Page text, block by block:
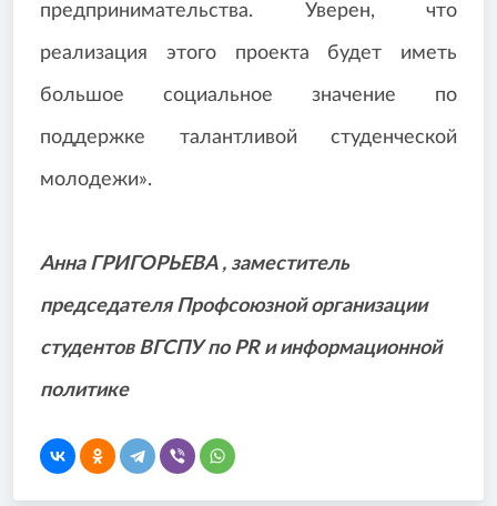
предпринимательства. Уверен, что
реализация этого проекта будет иметь
большое социальное значение по
поддержке талантливой студенческой
молодежи».
Анна ГРИГОРЬЕВА , заместитель
председателя Профсоюзной организации
студентов ВГСПУ по PR и информационной
политике